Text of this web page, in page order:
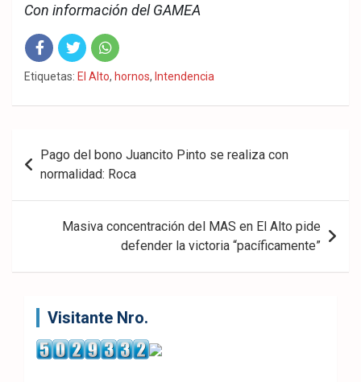
Con información del GAMEA
Fac
eb
Twit
ter
Wha
tsA
Etiquetas: El Alto, hornos, Intendencia
Navegación
de
entradas
Pago del bono Juancito Pinto se realiza con
normalidad: Roca
Masiva concentración del MAS en El Alto pide
defender la victoria “pacíficamente”
Visitante Nro.